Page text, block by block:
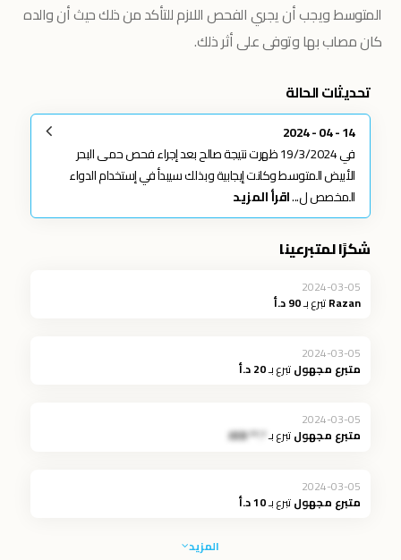
المتوسط ويجب أن يجري الفحص اللازم للتأكد من ذلك حيث أن والده
كان مصاب بها وتوفى على أثر ذلك.
تحديثات الحالة
14 - 04 - 2024
في 19/3/2024 ظهرت نتيجة صالح بعد إجراء فحص حمى البحر
الأبيض المتوسط وكانت إيجابية وبذلك سيبدأ في إستخدام الدواء
المخصص ل...اقرأ المزيد
شكرًا لمتبرعينا
2024-03-05
Razanتبرع بـ90 د.أ
2024-03-05
متبرع مجهولتبرع بـ20 د.أ
2024-03-05
متبرع مجهولتبرع بـ*.** JOD
2024-03-05
متبرع مجهولتبرع بـ10 د.أ
المزيد